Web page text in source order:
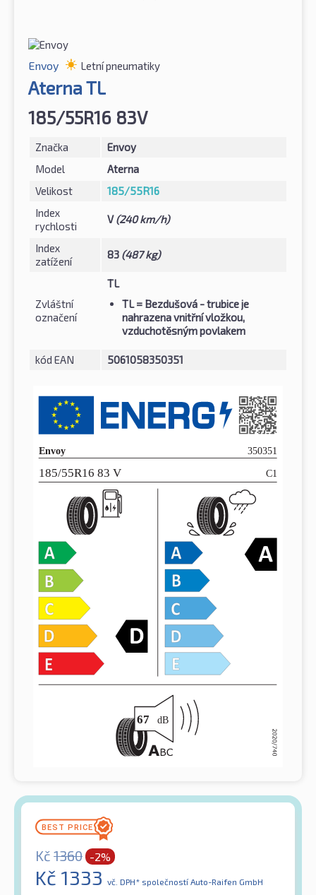
Envoy Letní pneumatiky
Aterna TL
185/55R16 83V
Značka
Envoy
Model
Aterna
Velikost
185/55R16
Index
rychlosti
V(240 km/h)
Index
zatížení
83 (487 kg)
Zvláštní
označení
TL
TL= Bezdušová - trubice je
nahrazena vnitřní vložkou,
vzduchotěsným povlakem
kód EAN 5061058350351
Kč 1360 -2%
Kč 1333 vč. DPH* společností Auto-Raifen GmbH